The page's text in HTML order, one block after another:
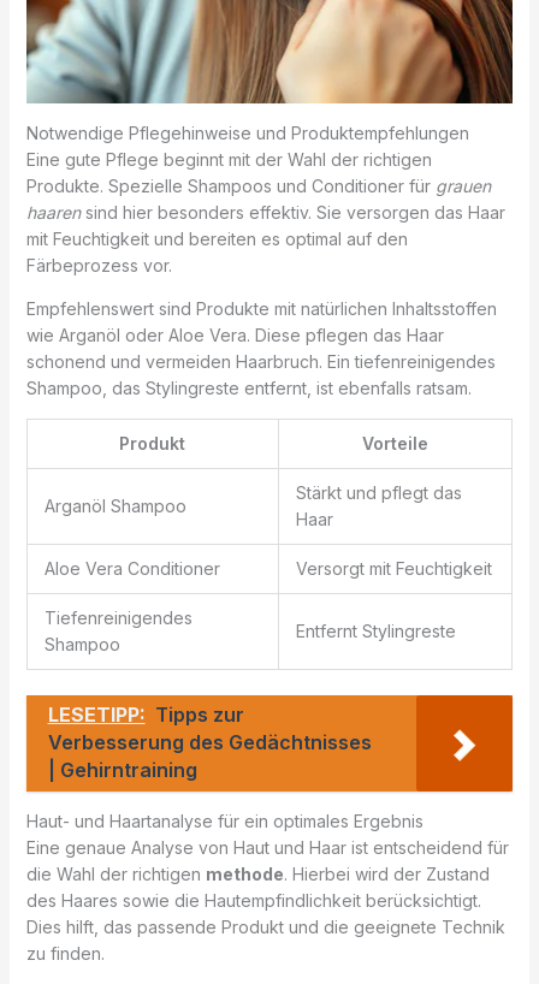
Notwendige Pflegehinweise und Produktempfehlungen
Eine gute Pflege beginnt mit der Wahl der richtigen
Produkte. Spezielle Shampoos und Conditioner für grauen
haarensind hier besonders effektiv. Sie versorgen das Haar
mit Feuchtigkeit und bereiten es optimal auf den
Färbeprozess vor.
Empfehlenswert sind Produkte mit natürlichen Inhaltsstoffen
wie Arganöl oder Aloe Vera. Diese pflegen das Haar
schonend und vermeiden Haarbruch. Ein tiefenreinigendes
Shampoo, das Stylingreste entfernt, ist ebenfalls ratsam.
Produkt Vorteile
Arganöl Shampoo
Stärkt und pflegt das
Haar
Aloe Vera Conditioner Versorgt mit Feuchtigkeit
Tiefenreinigendes
Shampoo
Entfernt Stylingreste
LESETIPP: Tipps zur
Verbesserung des Gedächtnisses
| Gehirntraining
Haut- und Haartanalyse für ein optimales Ergebnis
Eine genaue Analyse von Haut und Haar ist entscheidend für
die Wahl der richtigen methode. Hierbei wird der Zustand
des Haares sowie die Hautempfindlichkeit berücksichtigt.
Dies hilft, das passende Produkt und die geeignete Technik
zu finden.